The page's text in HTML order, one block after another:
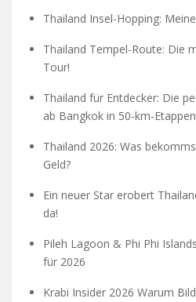
Thailand Insel-Hopping:
Thailand Tempel-Route: Die
Tour!
Thailand für Entdecker: Die
ab Bangkok in 50-km-Etappen
Thailand 2026: Was
Geld?
Ein neuer Star erobert
da!
Pileh Lagoon & Phi Phi
für 2026
Krabi Insider 2026 Warum